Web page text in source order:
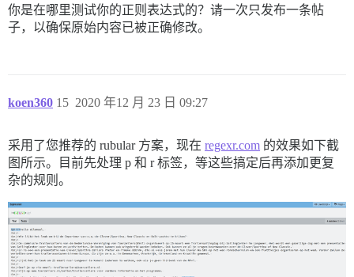
你是在哪里测试你的正则表达式的？请一次只发布一条帖
子，以确保原始内容已被正确修改。
koen360 2020 年12 月 23 日 09:27
15
采用了您推荐的 rubular 方案，现在 regexr.com 的效果如下截
图所示。目前先处理 p 和 r 标签，等这些搞定后再添加更复
杂的规则。